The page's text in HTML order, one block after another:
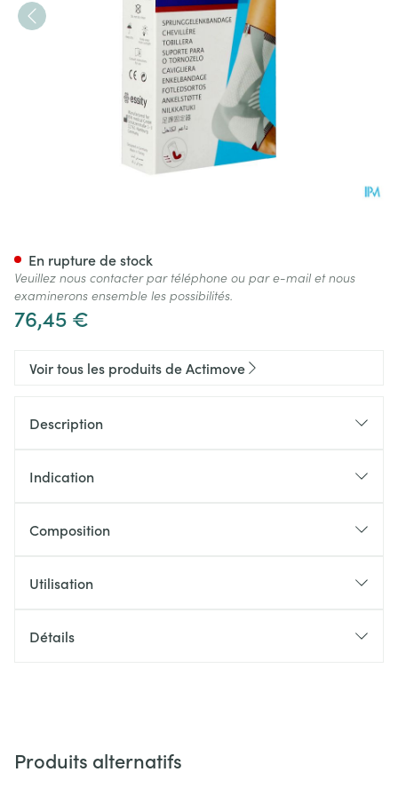
76,45 €
En rupture de stock
Veuillez nous contacter par téléphone ou par e-mail et nous
examinerons ensemble les possibilités.
Voir tous les produits de Actimove
Description
Indication
Composition
Utilisation
Détails
Produits alternatifs